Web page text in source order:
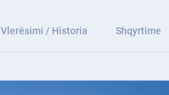
Vlerësimi / Historia Shqyrtime